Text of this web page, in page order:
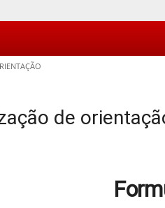
de